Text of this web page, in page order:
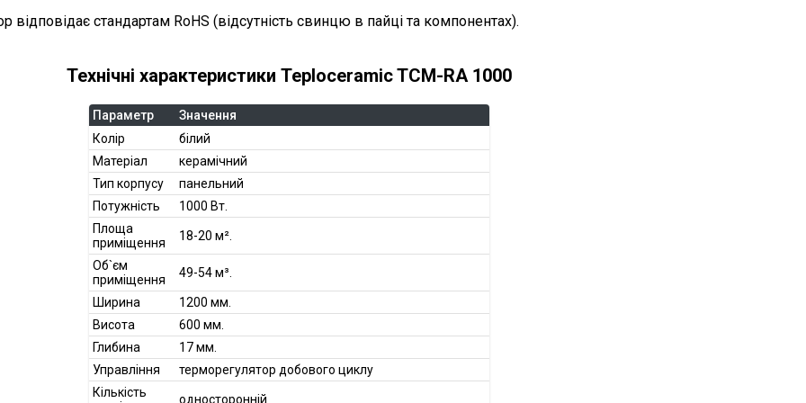
відповідає стандартам RoHS (відсутність свинцю в пайці та компонентах).
Технічні характеристики Teploceramic TCM-RA 1000
Параметр
Значення
Колір
білий
Матеріал
керамічний
Тип корпусу
панельний
Потужність
1000 Вт.
Площа
приміщення
18-20 м².
Об`єм
приміщення
49-54 м³.
Ширина
1200 мм.
Висота
600 мм.
Глибина
17 мм.
Управління
терморегулятор добового циклу
Кількість
односторонній